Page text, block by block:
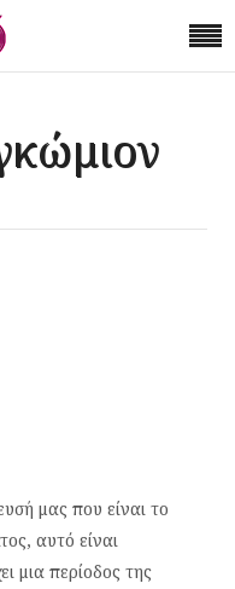
μας που είναι το
αυτό είναι
μια περίοδος της